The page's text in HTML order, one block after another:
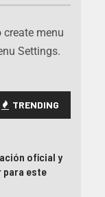
create menu
Settings.
TRENDING
oficial y
para este